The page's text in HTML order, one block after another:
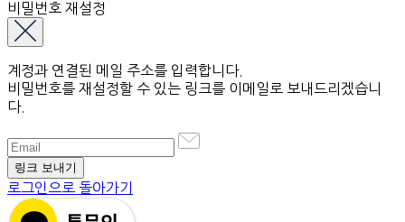
비밀번호 재설정
계정과 연결된 메일 주소를 입력합니다.
비밀번호를 재설정할 수 있는 링크를 이메일로 보내드리겠습니
다.
로그인으로 돌아가기